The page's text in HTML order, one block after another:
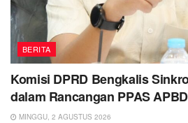
BERITA
Komisi DPRD Bengkalis
dalam Rancangan PPAS
MINGGU, 2 AGUSTUS 2026